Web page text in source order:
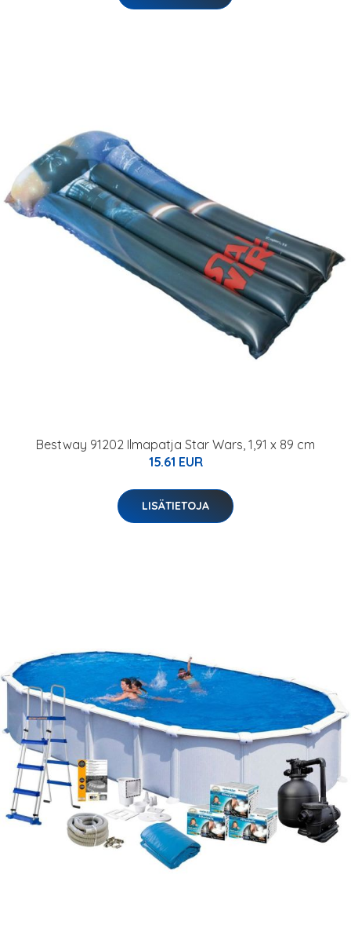
Bestway 91202 Ilmapatja Star Wars, 1,91 x 89 cm
15.61 EUR
LISÄTIETOJA